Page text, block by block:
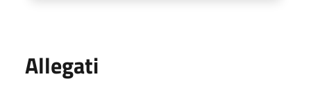
Allegati